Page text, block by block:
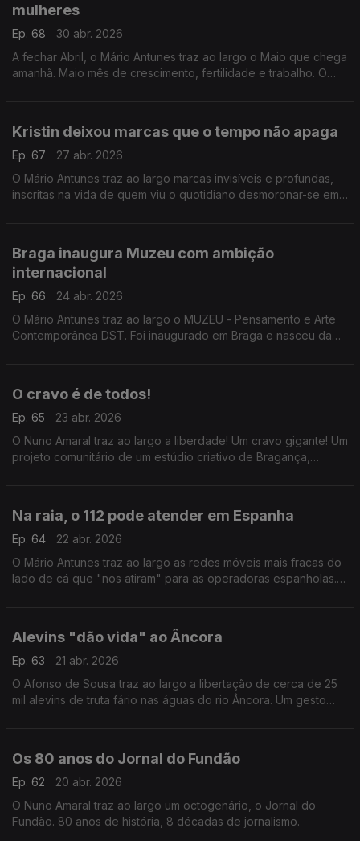
mulheres
Ep. 68
30 abr. 2026
A fechar Abril, o Mário Antunes traz ao largo o Maio que chega
amanhã. Maio mês de crescimento, fertilidade e trabalho. O
Kristin deixou marcas que o tempo não apaga
Ep. 67
27 abr. 2026
O Mário Antunes traz ao largo marcas invisíveis e profundas,
inscritas na vida de quem viu o quotidiano desmoronar-se em
Braga inaugura Muzeu com ambição
internacional
Ep. 66
24 abr. 2026
O Mário Antunes traz ao largo o MUZEU - Pensamento e Arte
Contemporânea DST. Foi inaugurado em Braga e nasceu da
O cravo é de todos!
Ep. 65
23 abr. 2026
O Nuno Amaral traz ao largo a liberdade! Um cravo gigante! Um
projeto comunitário de um estúdio criativo de Bragança,
Na raia, o 112 pode atender em Espanha
Ep. 64
22 abr. 2026
O Mário Antunes traz ao largo as redes móveis mais fracas do
lado de cá que "nos atiram" para as operadoras espanholas.
Alevins "dão vida" ao Âncora
Ep. 63
21 abr. 2026
O Afonso de Sousa traz ao largo a libertação de cerca de 25
mil alevins de truta fário nas águas do rio Âncora. Um gesto
Os 80 anos do Jornal do Fundão
Ep. 62
20 abr. 2026
O Nuno Amaral traz ao largo um octogenário, o Jornal do
Fundão. 80 anos de história, 8 décadas de jornalismo.